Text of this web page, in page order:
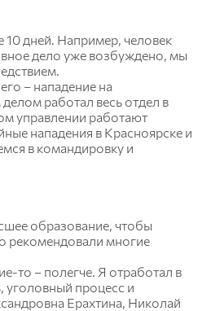
10 дней. Например, человек
дело уже возбуждено, мы
– нападение на
работал весь отдел в
управлении работают
нападения в Красноярске и
в командировку и
образование, чтобы
рекомендовали многие
то – полегче. Я отработал в
уголовный процесс и
Ерахтина, Николай